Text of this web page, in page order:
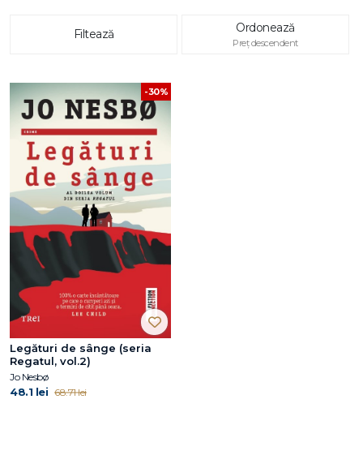
Filtează Ordonează
Preț descendent
-30%
Legături de sânge (seria
Regatul, vol.2)
Jo Nesbø
48.1 lei 68.71 lei